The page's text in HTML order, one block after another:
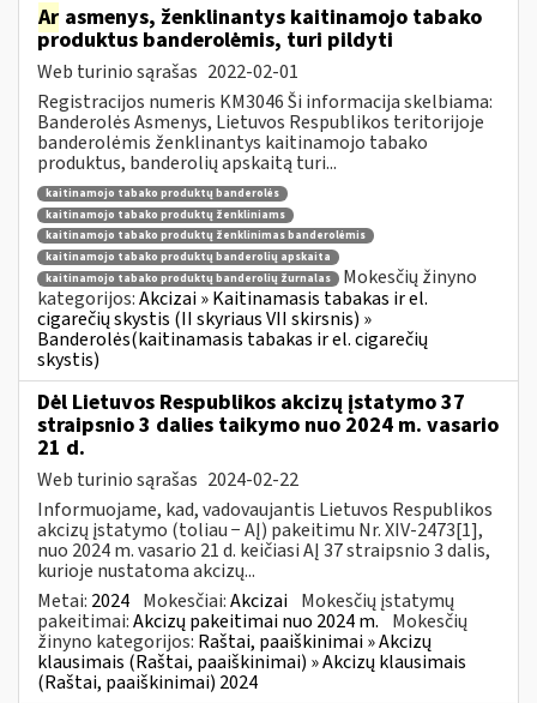
Ar asmenys, ženklinantys kaitinamojo tabako
produktus banderolėmis, turi pildyti
Web turinio sąrašas 2022-02-01
Registracijos numeris KM3046 Ši informacija skelbiama:
Banderolės Asmenys, Lietuvos Respublikos teritorijoje
banderolėmis ženklinantys kaitinamojo tabako
produktus, banderolių apskaitą turi...
kaitinamojo tabako produktų banderolės
kaitinamojo tabako produktų ženkliniams
kaitinamojo tabako produktų ženklinimas banderolėmis
kaitinamojo tabako produktų banderolių apskaita
kaitinamojo tabako produktų banderolių žurnalas
Mokesčių žinyno
kategorijos:Akcizai » Kaitinamasis tabakas ir el.
cigarečių skystis (II skyriaus VII skirsnis) »
Banderolės(kaitinamasis tabakas ir el. cigarečių
skystis)
Dėl Lietuvos Respublikos akcizų įstatymo 37
straipsnio 3 dalies taikymo nuo 2024 m. vasario
21 d.
Web turinio sąrašas 2024-02-22
Informuojame, kad, vadovaujantis Lietuvos Respublikos
akcizų įstatymo (toliau − AĮ) pakeitimu Nr. XIV-2473[1],
nuo 2024 m. vasario 21 d. keičiasi AĮ 37 straipsnio 3 dalis,
kurioje nustatoma akcizų...
Metai: 2024 Mokesčiai:Akcizai Mokesčių įstatymų
pakeitimai:Akcizų pakeitimai nuo 2024 m. Mokesčių
žinyno kategorijos: Raštai, paaiškinimai » Akcizų
klausimais (Raštai, paaiškinimai) » Akcizų klausimais
(Raštai, paaiškinimai) 2024